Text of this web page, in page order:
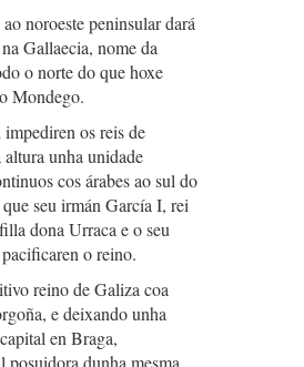
noroeste peninsular dará
Gallaecia, nome da
o norte do que hoxe
Mondego.
os reis de
unha unidade
cos árabes ao sul do
seu irmán García I, rei
dona Urraca e o seu
o reino.
reino de Galiza coa
e deixando unha
en Braga,
dunha mesma